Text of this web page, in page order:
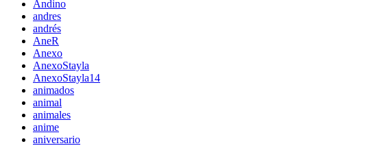
Andino
andres
andrés
AneR
Anexo
AnexoStayla
AnexoStayla14
animados
animal
animales
anime
aniversario